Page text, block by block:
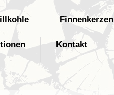
Finnenkerzen
Kontakt